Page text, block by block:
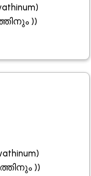
))
))